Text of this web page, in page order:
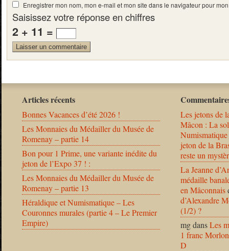
Enregistrer mon nom, mon e-mail et mon site dans le navigateur pour
Saisissez votre réponse en chiffres
2 + 11 =
Articles récents
Bonnes Vacances d’été 2026 !
Les Monnaies du Médailler du Musée de
Romenay – partie 14
Bon pour 1 Prime, une variante inédite du
jeton de l’Expo 37 ! :
Les Monnaies du Médailler du Musée de
Romenay – partie 13
Héraldique et Numismatique – Les
Couronnes murales (partie 4 – Le Premier
Empire)
Les jetons de
Mâcon : La
jeton de la
reste un
La Jeanne
médaille
en Mâconnais
d’Alexandre
(1/2) ?
mgdansLes
1 franc
D